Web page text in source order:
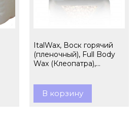
ItalWax, Воск горячий
(пленочный), Full Body
Wax (Клеопатра),
В корзину